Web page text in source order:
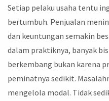
Setiap pelaku usaha tentu
bertumbuh. Penjualan
dan keuntungan semakin
dalam praktiknya, banyak
berkembang bukan karena
peminatnya sedikit.
mengelola modal. Tidak